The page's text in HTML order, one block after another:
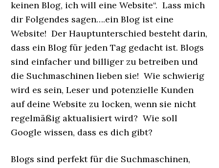
keinen Blog, ich will eine Website“. Lass mich
dir Folgendes sagen….ein Blog ist eine
Website! Der Hauptunterschied besteht darin,
dass ein Blog für jeden Tag gedacht ist. Blogs
sind einfacher und billiger zu betreiben und
die Suchmaschinen lieben sie! Wie schwierig
wird es sein, Leser und potenzielle Kunden
auf deine Website zu locken, wenn sie nicht
regelmäßig aktualisiert wird? Wie soll
Google wissen, dass es dich gibt?
Blogs sind perfekt für die Suchmaschinen,